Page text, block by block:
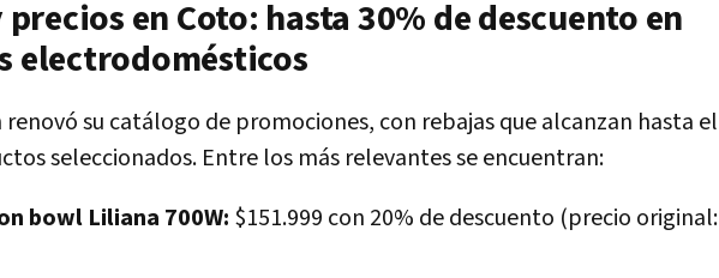
en Coto: hasta 30% de descuento en
electrodomésticos
su catálogo de promociones, con rebajas que alcanzan hasta el
seleccionados. Entre los más relevantes se encuentran:
bowl Liliana 700W: $151.999 con 20% de descuento (precio original: